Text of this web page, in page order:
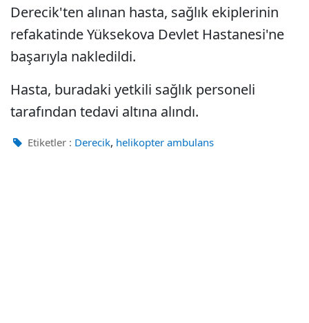
Derecik'ten alınan hasta, sağlık ekiplerinin
refakatinde Yüksekova Devlet Hastanesi'ne
başarıyla nakledildi.
Hasta, buradaki yetkili sağlık personeli
tarafından tedavi altına alındı.
Etiketler : Derecik, helikopter ambulans